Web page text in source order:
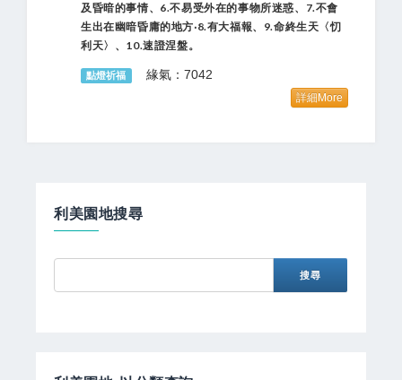
及昏暗的事情、6.不易受外在的事物所迷惑、7.不會
生出在幽暗昏庸的地方‧8.有大福報、9.命終生天〈忉
利天〉、10.速證涅盤。
點燈祈福 緣氣：7042
詳細More
利美園地搜尋